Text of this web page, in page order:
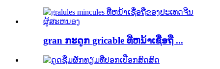
gran ກະດູກ gricable ທີ່ຫນ້າເຊື່ອຖື ...